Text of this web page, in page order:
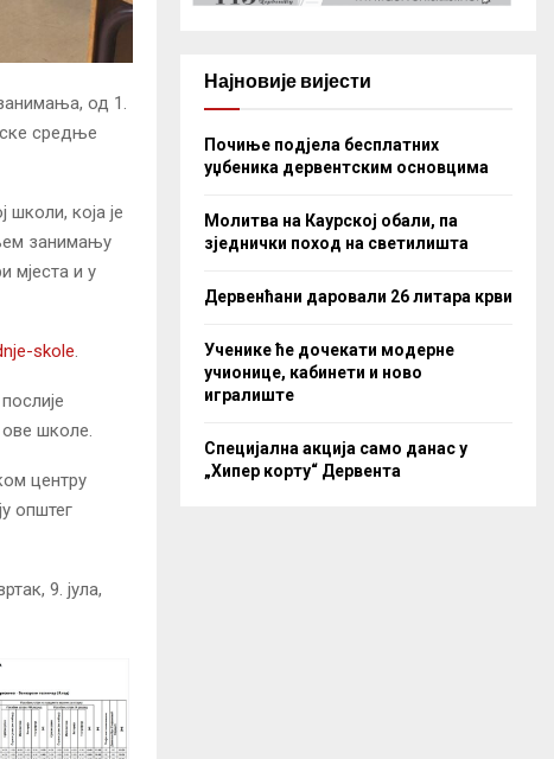
од 1.
средње
школи, која је
занимању
мјеста и у
skole.
школе.
центру
општег
9. јула,
Најновије вијести
Почиње подјела бесплатних
уџбеника дервентским основцима
Молитва на Каурској обали, па
зједнички поход на светилишта
Дервенћани даровали 26 литара крви
Ученике ће дочекати модерне
учионице, кабинети и ново
игралиште
Специјална акција само данас у
„Хипер корту“ Дервента